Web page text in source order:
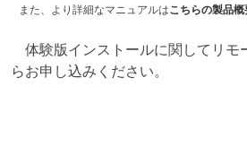
また、より詳細なマニュアルはこちらの製品概
体験版インストールに関してリモ
らお申し込みください。